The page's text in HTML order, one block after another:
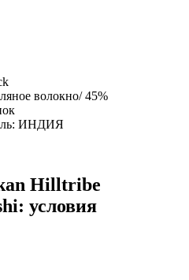
волокно/ 45%
ИНДИЯ
Hilltribe
условия